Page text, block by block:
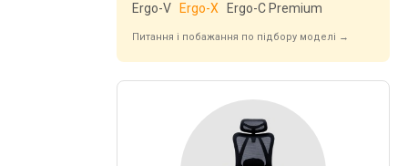
Ergo-V
Ergo-X Ergo-C Premium
Питання і побажання по підбору моделі →